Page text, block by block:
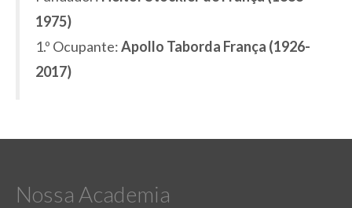
1975)
1.º Ocupante:Apollo Taborda França (1926-
2017)
Nossa Academia